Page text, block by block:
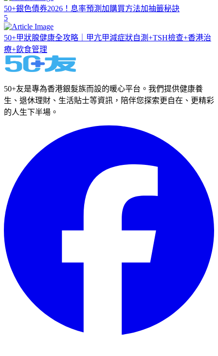
50+銀色債券2026！息率預測加購買方法加抽籤秘訣
5
50+甲狀腺健康全攻略｜甲亢甲減症狀自測+TSH檢查+香港治
療+飲食管理
50+友是專為香港銀髮族而設的暖心平台。我們提供健康養
生、退休理財、生活貼士等資訊，陪伴您探索更自在、更精彩
的人生下半場。